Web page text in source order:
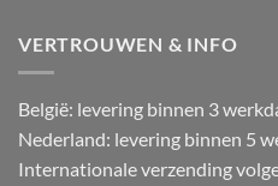
VERTROUWEN & INFO
België: levering binnen 3
Nederland: levering binnen 5
Internationale verzending